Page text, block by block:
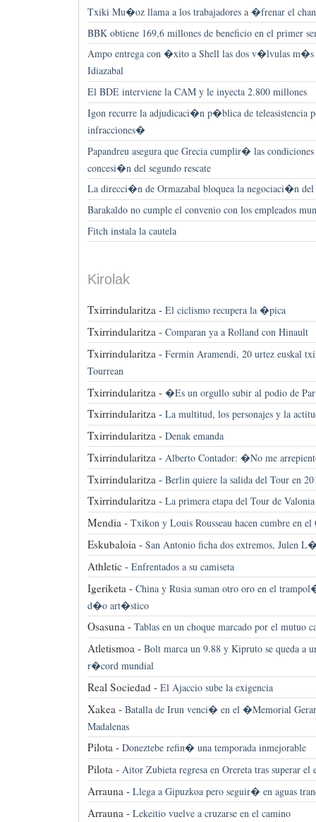
Txiki Mu�oz llama a los trabajadores a �frenar el
BBK obtiene 169,6 millones de beneficio en el primer
Ampo entrega con �xito a Shell las dos v�lvulas m�s
Idiazabal
El BDE interviene la CAM y le inyecta 2.800 millones
Igon recurre la adjudicaci�n p�blica de teleasistencia
infracciones�
Papandreu asegura que Grecia cumplir� las condiciones
concesi�n del segundo rescate
La direcci�n de Ormazabal bloquea la negociaci�n del
Barakaldo no cumple el convenio con los empleados
Fitch instala la cautela
Kirolak
Txirrindularitza - El ciclismo recupera la �pica
Txirrindularitza - Comparan ya a Rolland con Hinault
Txirrindularitza - Fermin Aramendi, 20 urtez euskal
Tourrean
Txirrindularitza - �Es un orgullo subir al podio de
Txirrindularitza - La multitud, los personajes y la
Txirrindularitza - Denak emanda
Txirrindularitza - Alberto Contador: �No me
Txirrindularitza - Berlin quiere la salida del Tour en
Txirrindularitza - La primera etapa del Tour de
Mendia - Txikon y Louis Rousseau hacen cumbre en
Eskubaloia - San Antonio ficha dos extremos, Julen
Athletic - Enfrentados a su camiseta
Igeriketa - China y Rusia suman otro oro en el
d�o art�stico
Osasuna - Tablas en un choque marcado por el mutuo
Atletismoa - Bolt marca un 9.88 y Kipruto se queda a
r�cord mundial
Real Sociedad - El Ajaccio sube la exigencia
Xakea - Batalla de Irun venci� en el �Memorial
Madalenas
Pilota - Doneztebe refin� una temporada inmejorable
Pilota - Aitor Zubieta regresa en Orereta tras superar el
Arrauna - Llega a Gipuzkoa pero seguir� en aguas
Arrauna - Lekeitio vuelve a cruzarse en el camino